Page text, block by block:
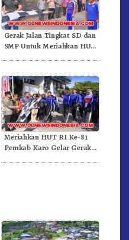
Gerak Jalan Tingkat SD dan
SMP Untuk Meriahkan HUT
Meriahkan HUT RI Ke-81
Pemkab Karo Gelar Gerak